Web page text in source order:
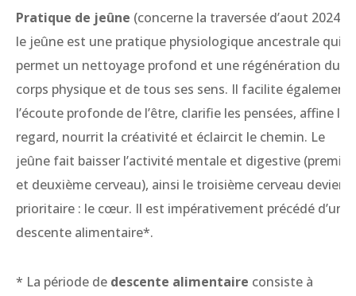
Pratique de jeûne (concerne la traversée d’aout 2024) :
le jeûne est une pratique physiologique ancestrale qui
permet un nettoyage profond et une régénération du
corps physique et de tous ses sens. Il facilite également
l’écoute profonde de l’être, clarifie les pensées, affine le
regard, nourrit la créativité et éclaircit le chemin. Le
jeûne fait baisser l’activité mentale et digestive (premier
et deuxième cerveau), ainsi le troisième cerveau devient
prioritaire : le cœur. Il est impérativement précédé d’une
descente alimentaire*.
* La période de descente alimentaire consiste à